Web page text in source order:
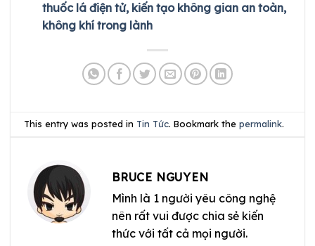
thuốc lá điện tử, kiến tạo không gian an toàn,
không khí trong lành
This entry was posted in Tin Tức. Bookmark thepermalink.
BRUCE NGUYEN
Mình là 1 người yêu công nghệ
nên rất vui được chia sẻ kiến
thức với tất cả mọi người.